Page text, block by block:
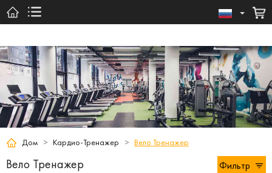
Дом > Кардио-Тренажер > Вело Тренажер
Вело Тренажер Фильтр